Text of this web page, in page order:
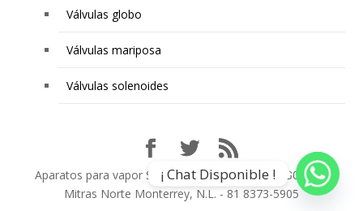
Válvulas globo
Válvulas mariposa
Válvulas solenoides
Aparatos para vapor SA de CV - Golf de México 300 Col.
Mitras Norte Monterrey, N.L. - 81 8373-5905
¡ Chat Disponible !